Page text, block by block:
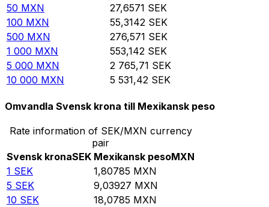
50 MXN 27,6571 SEK
100 MXN 55,3142 SEK
500 MXN 276,571 SEK
1 000 MXN 553,142 SEK
5 000 MXN 2 765,71 SEK
10 000 MXN 5 531,42 SEK
Omvandla Svensk krona till Mexikansk peso
Rate information of SEK/MXN currency
pair
Svensk kronaSEK Mexikansk pesoMXN
1 SEK 1,80785 MXN
5 SEK 9,03927 MXN
10 SEK 18,0785 MXN